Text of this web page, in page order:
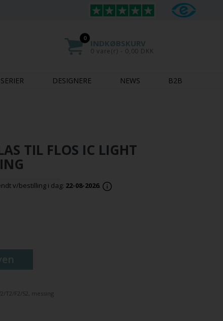
0
INDKØBSKURV
0 vare(r) - 0,00 DKK
DESIGNERE NEWS B2B
TIL FLOS IC LIGHT
v/bestilling i dag: 22-08-2026.
T2/F2/S2, messing